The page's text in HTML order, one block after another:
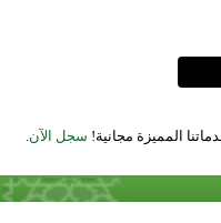
المميزة مجانية! سجل الآن